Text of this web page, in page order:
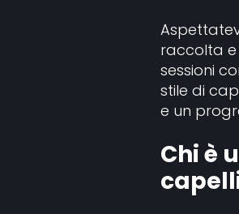
raccolta e
sessioni
stile di
e un
Chi è